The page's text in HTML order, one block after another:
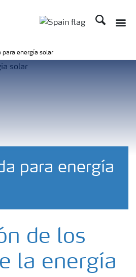
Buscar
para energía
para energía solar
de los
la energía